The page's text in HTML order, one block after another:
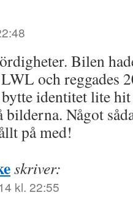
Bilen
och reggades
identitet lite hit
bilderna. Något
på med!
skriver:
kl. 22:55